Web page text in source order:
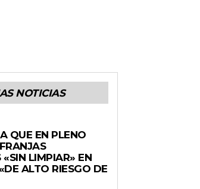
NOTICIAS
QUE EN PLENO
LIMPIAR» EN
ALTO RIESGO DE